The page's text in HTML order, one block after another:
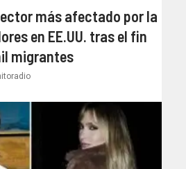
más afectado por la
en EE.UU. tras el fin
migrantes